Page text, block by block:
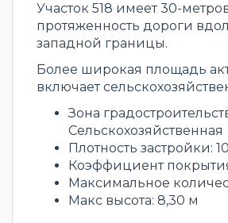
Участок 518 имеет 30-
протяженность дороги
западной границы.
Более широкая площадь
включает
Зона
Сельскохозяйственная
Плотность застройки:
Коэффициент
Максимальное
Макс высота: 8,30 м